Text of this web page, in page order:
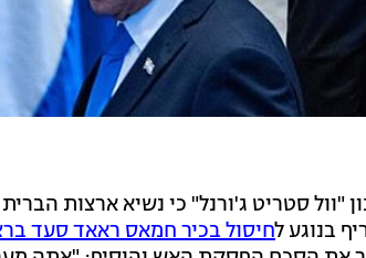
"וול סטריט ג'ורנל" כי נשיא ארצות
בנוגע לחיסול בכיר חמאס ראאד סעד